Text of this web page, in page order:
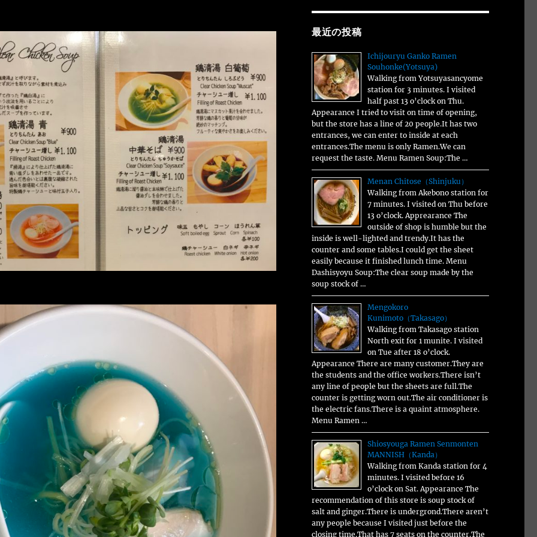
最近の投稿
Ichijouryu Ganko Ramen
Souhonke(Yotsuya)
Walking from Yotsuyasancyome
station for 3 minutes. I visited
half past 13 o’clock on Thu.
Appearance I tried to visit on time of opening,
but the store has a line of 20 people.It has two
entrances, we can enter to inside at each
entrances.The menu is only Ramen.We can
request the taste. Menu Ramen Soup:The …
Menan Chitose（Shinjuku）
Walking from Akebono station for
7 minutes. I visited on Thu before
13 o’clock. Apprearance The
outside of shop is humble but the
inside is well-lighted and trendy.It has the
counter and some tables.I could get the sheet
easily because it finished lunch time. Menu
Dashisyoyu Soup:The clear soup made by the
soup stock of …
Mengokoro
Kunimoto（Takasago）
Walking from Takasago station
North exit for 1 munite. I visited
on Tue after 18 o’clock.
Appearance There are many customer.They are
the students and the office workers.There isn’t
any line of people but the sheets are full.The
counter is getting worn out.The air conditioner is
the electric fans.There is a quaint atmosphere.
Menu Ramen …
Shiosyouga Ramen Senmonten
MANNISH（Kanda）
Walking from Kanda station for 4
minutes. I visited before 16
o’clock on Sat. Appearance The
recommendation of this store is soup stock of
salt and ginger.There is undergrond.There aren’t
any people because I visited just before the
closing time.That has 7 seats on the counter.The